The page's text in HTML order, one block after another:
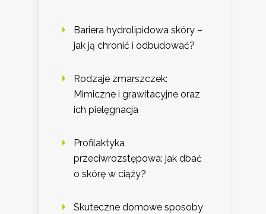
Bariera hydrolipidowa skóry –
jak ją chronić i odbudować?
Rodzaje zmarszczek:
Mimiczne i grawitacyjne oraz
ich pielęgnacja
Profilaktyka
przeciwrozstępowa: jak dbać
o skórę w ciąży?
Skuteczne domowe sposoby